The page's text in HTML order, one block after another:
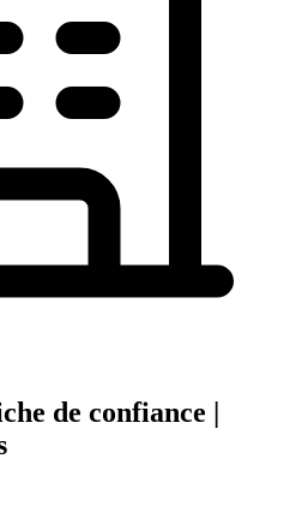
de confiance |